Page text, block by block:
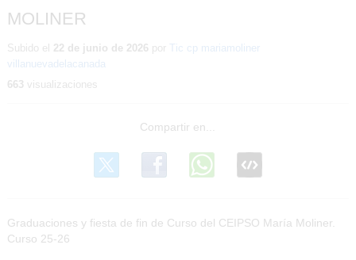
MOLINER
Subido el 22 de junio de 2026 por Tic cp mariamoliner
villanuevadelacanada
663 visualizaciones
Graduaciones y fiesta de fin de Curso del CEIPSO María Moliner.
Curso 25-26